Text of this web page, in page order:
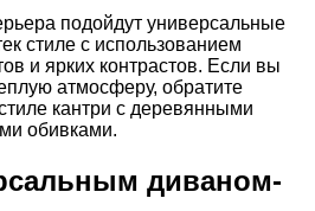
подойдут универсальные
стиле с использованием
и ярких контрастов. Если вы
атмосферу, обратите
кантри с деревянными
обивками.
диваном-